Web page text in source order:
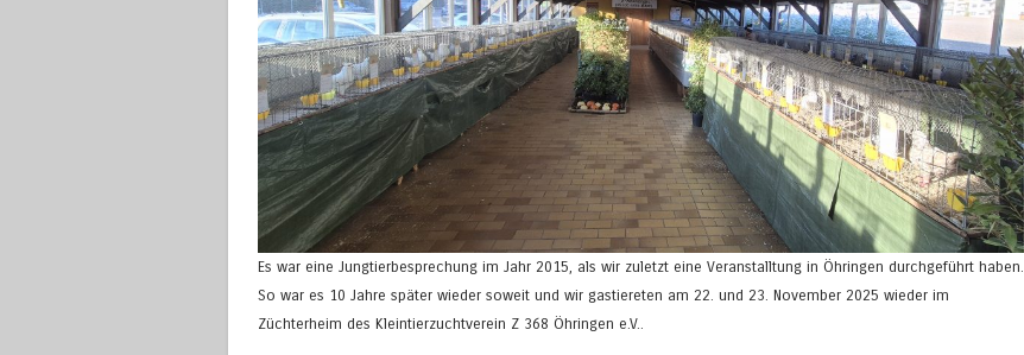
Es war eine Jungtierbesprechung im Jahr 2015, als wir zuletzt eine Veranstalltung in Öhringen durchgeführt haben.
So war es 10 Jahre später wieder soweit und wir gastiereten am 22. und 23. November 2025 wieder im
Züchterheim des Kleintierzuchtverein Z 368 Öhringen e.V..